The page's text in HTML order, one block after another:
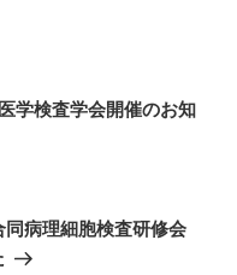
学検査学会開催のお知
病理細胞検査研修会